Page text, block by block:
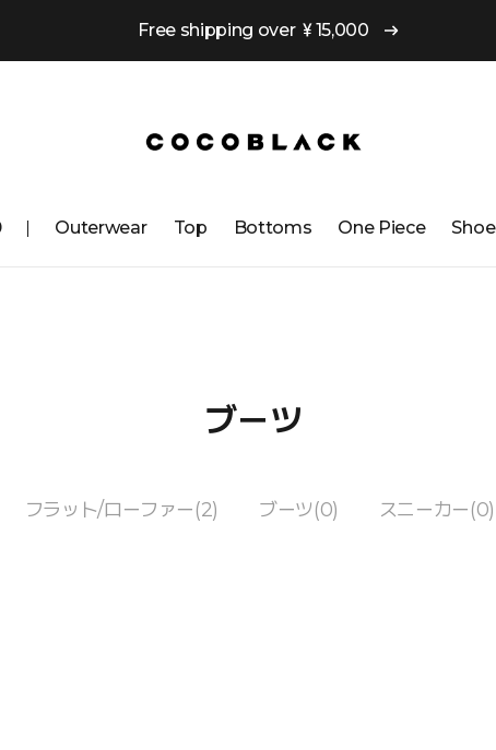
Free shipping over ￥15,000
Outerwear Top Bottoms One ​​Piece
ブーツ
フラット/ローファー(2) ブーツ(0) スニーカー(0)